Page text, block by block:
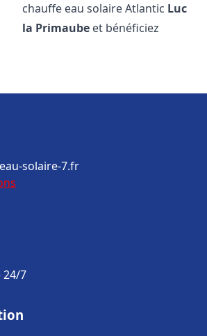
chauffe eau solaire Atlantic Luc
la Primaube et bénéficiez
solaire-7.fr
24/7